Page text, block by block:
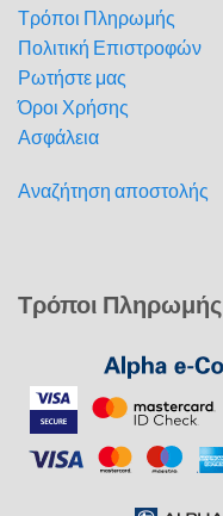
Τρόποι Πληρωμής
Πολιτική Επιστροφών
Ρωτήστε μας
Όροι Χρήσης
Ασφάλεια
Αναζήτηση αποστολής
Τρόποι Πληρωμής